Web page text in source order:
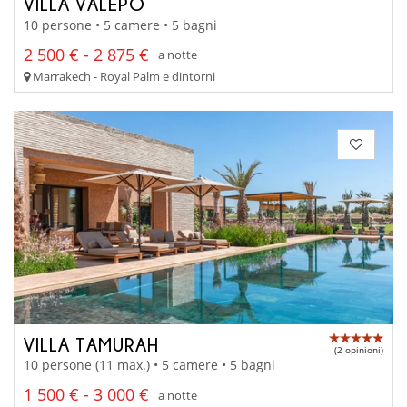
VILLA VALEPO
10 persone • 5 camere • 5 bagni
2 500 € - 2 875 €
a notte
Marrakech - Royal Palm e dintorni
VILLA TAMURAH (2 opinioni)
10 persone (11 max.) • 5 camere • 5 bagni
1 500 € - 3 000 € a notte